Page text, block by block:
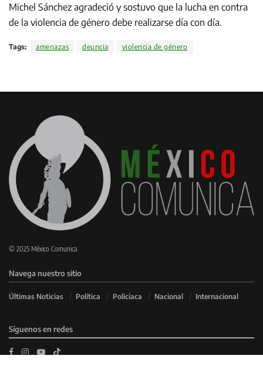
Michel Sánchez agradeció y sostuvo que la lucha en contra
de la violencia de género debe realizarse día con día.
Tags: amenazas deuncia violencia de género
© 2025 México Comunica.
Navega nuestro sitio
Últimas Noticias Política Policiaca Nacional Internacional
Síguenos en redes